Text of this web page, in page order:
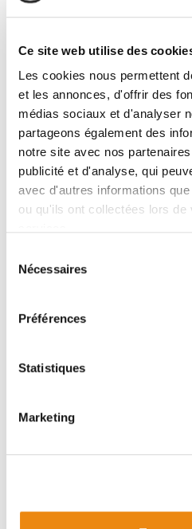
Ce site web utilise des
Les cookies nous permettent
et les annonces, d'offrir des
médias sociaux et d'analyser
partageons également des
notre site avec nos
publicité et d'analyse, qui
avec d'autres informations
ou qu'ils ont collectées lors de
Nécessaires
Préférences
Statistiques
Marketing
travers des marchés,
coupons alimentaires ;
l’acquisition de compétences
Mobiliser la communauté
environnementaux et
pour afficher la carte.